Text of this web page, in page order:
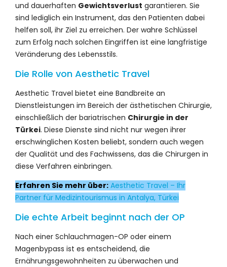
und dauerhaften Gewichtsverlust garantieren. Sie
sind lediglich ein Instrument, das den Patienten dabei
helfen soll, ihr Ziel zu erreichen. Der wahre Schlüssel
zum Erfolg nach solchen Eingriffen ist eine langfristige
Veränderung des Lebensstils.
Die Rolle von Aesthetic Travel
Aesthetic Travel bietet eine Bandbreite an
Dienstleistungen im Bereich der ästhetischen Chirurgie,
einschließlich der bariatrischen Chirurgie in der
Türkei. Diese Dienste sind nicht nur wegen ihrer
erschwinglichen Kosten beliebt, sondern auch wegen
der Qualität und des Fachwissens, das die Chirurgen in
diese Verfahren einbringen.
Erfahren Sie mehr über: Aesthetic Travel – Ihr
Partner für Medizintourismus in Antalya, Türkei
Die echte Arbeit beginnt nach der OP
Nach einer Schlauchmagen-OP oder einem
Magenbypass ist es entscheidend, die
Ernährungsgewohnheiten zu überwachen und